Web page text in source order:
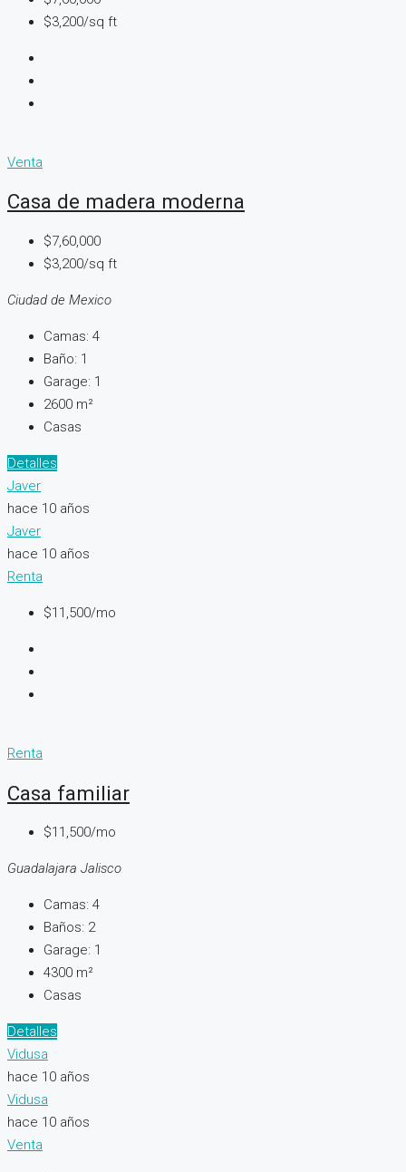
$3,200/sq ft
Venta
Casa de madera moderna
$7,60,000
$3,200/sq ft
Ciudad de Mexico
Camas: 4
Baño: 1
Garage: 1
2600 m²
Casas
Detalles
Javer
hace 10 años
Javer
hace 10 años
Renta
$11,500/mo
Renta
Casa familiar
$11,500/mo
Guadalajara Jalisco
Camas: 4
Baños: 2
Garage: 1
4300 m²
Casas
Detalles
Vidusa
hace 10 años
Vidusa
hace 10 años
Venta